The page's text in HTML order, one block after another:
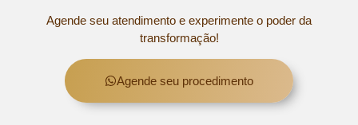
Agende seu atendimento e experimente o poder da
transformação!
Agende seu procedimento